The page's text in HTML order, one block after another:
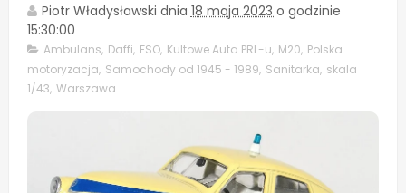
Piotr Władysławski dnia 18 maja 2023 o godzinie
15:30:00
Ambulans, Daffi, FSO, Kultowe Auta PRL-u, M20, Polska
motoryzacja, Samochody od 1945 - 1989, Sanitarka, skala
1/43, Warszawa